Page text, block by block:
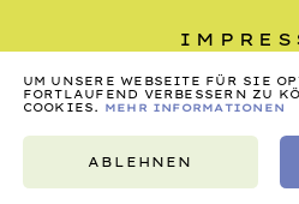
UM UNSERE WEBSEITE FÜR SIE
FORTLAUFEND VERBESSERN ZU
COOKIES.
MEHR INFORMATIONEN
ABLEHNEN